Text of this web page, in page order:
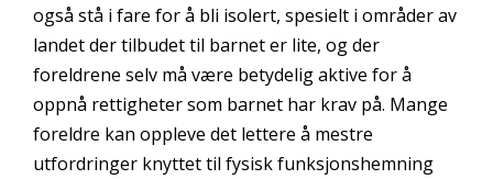
også stå i fare for å bli isolert, spesielt i områder av
landet der tilbudet til barnet er lite, og der
foreldrene selv må være betydelig aktive for å
oppnå rettigheter som barnet har krav på. Mange
foreldre kan oppleve det lettere å mestre
utfordringer knyttet til fysisk funksjonshemning